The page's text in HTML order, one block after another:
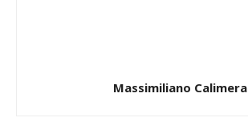
Massimiliano Calimera